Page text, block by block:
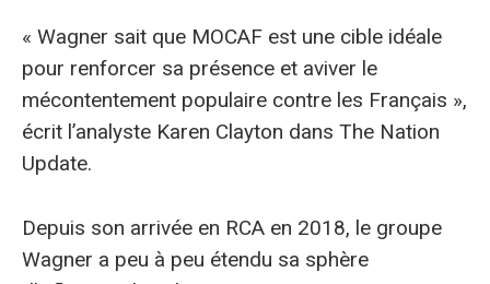
« Wagner sait que MOCAF est une cible idéale
pour renforcer sa présence et aviver le
mécontentement populaire contre les Français »,
écrit l’analyste Karen Clayton dans The Nation
Update.
Depuis son arrivée en RCA en 2018, le groupe
Wagner a peu à peu étendu sa sphère